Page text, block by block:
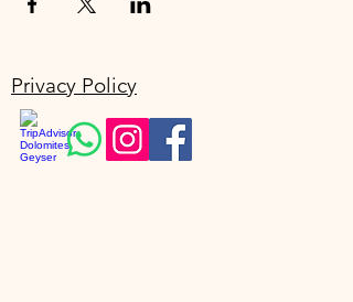
Privacy Policy